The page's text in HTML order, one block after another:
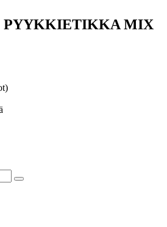
PYYKKIETIKKA MIX